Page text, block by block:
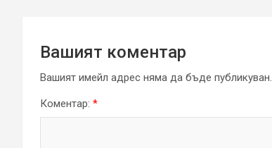
Вашият коментар
Вашият имейл адрес няма да бъде публикуван.
Коментар: *